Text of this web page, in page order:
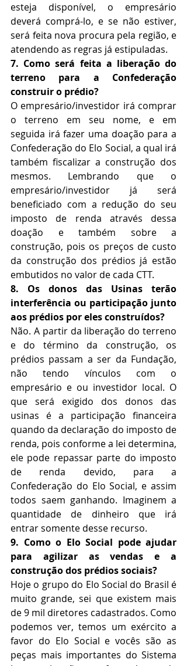
esteja disponível, o empresário
deverá comprá-lo, e se não estiver,
será feita nova procura pela região, e
atendendo as regras já estipuladas.
7. Como será feita a liberação do
terreno para a Confederação
construir o prédio?
O empresário/investidor irá comprar
o terreno em seu nome, e em
seguida irá fazer uma doação para a
Confederação do Elo Social, a qual irá
também fiscalizar a construção dos
mesmos. Lembrando que o
empresário/investidor já será
beneficiado com a redução do seu
imposto de renda através dessa
doação e também sobre a
construção, pois os preços de custo
da construção dos prédios já estão
embutidos no valor de cada CTT.
8. Os donos das Usinas terão
interferência ou participação junto
aos prédios por eles construídos?
Não. A partir da liberação do terreno
e do término da construção, os
prédios passam a ser da Fundação,
não tendo vínculos com o
empresário e ou investidor local. O
que será exigido dos donos das
usinas é a participação financeira
quando da declaração do imposto de
renda, pois conforme a lei determina,
ele pode repassar parte do imposto
de renda devido, para a
Confederação do Elo Social, e assim
todos saem ganhando. Imaginem a
quantidade de dinheiro que irá
entrar somente desse recurso.
9. Como o Elo Social pode ajudar
para agilizar as vendas e a
construção dos prédios sociais?
Hoje o grupo do Elo Social do Brasil é
muito grande, sei que existem mais
de 9 mil diretores cadastrados. Como
podemos ver, temos um exército a
favor do Elo Social e vocês são as
peças mais importantes do Sistema